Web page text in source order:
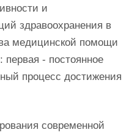
и
здравоохранения в
медицинской помощи
- постоянное
процесс достижения
современной